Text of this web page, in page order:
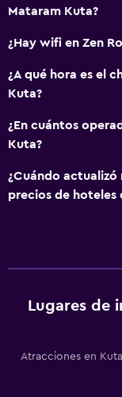
Mataram Kuta?
¿Hay wifi en Zen
¿A qué hora es el
Kuta?
¿En cuántos
Kuta?
¿Cuándo
precios de hoteles
Lugares de
Atracciones en